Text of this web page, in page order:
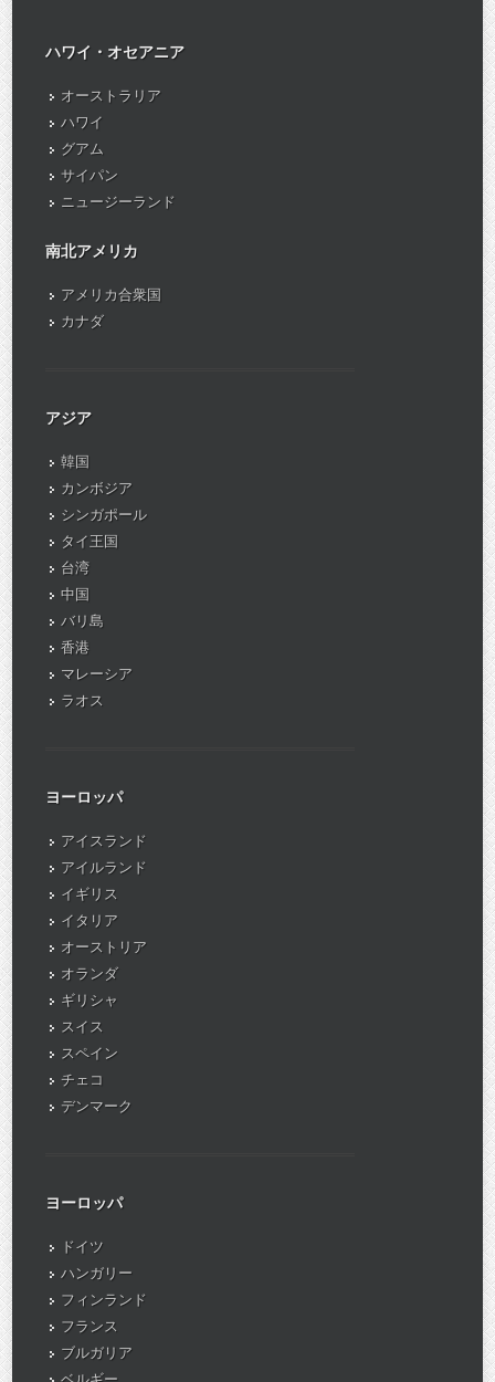
ハワイ・オセアニア
オーストラリア
ハワイ
グアム
サイパン
ニュージーランド
南北アメリカ
アメリカ合衆国
カナダ
アジア
韓国
カンボジア
シンガポール
タイ王国
台湾
中国
バリ島
香港
マレーシア
ラオス
ヨーロッパ
アイスランド
アイルランド
イギリス
イタリア
オーストリア
オランダ
ギリシャ
スイス
スペイン
チェコ
デンマーク
ヨーロッパ
ドイツ
ハンガリー
フィンランド
フランス
ブルガリア